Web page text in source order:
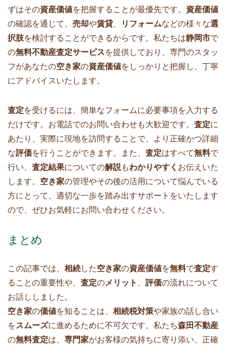
ずはその資産価値を把握することが最優先です。 資産価値
の確認を通じて、 売却や賃貸 リフォームなどの様々な選
択肢を検討することができるからです。私たちは静岡市で
の無料不動産査定サービスを提供しており、専門のスタッ
フがあなたの空き家の資産価値をしっかりと把握し、丁寧
にアドバイスいたします。
査定を受けるには、簡単なフォームに必要事項を入力する
だけです。お電話でのお問い合わせも大歓迎です。 査定に
あたり、実際に現地を訪問することで、より正確かつ詳細
な評価を行うことができます。また、 査定はすべて無料で
行い、 査定結果についての解説もわかりやすく お伝えいた
します。 空き家の管理やその後の活用について悩んでいる
方にとって、適切な一歩を踏み出すサポートをいたします
ので、ぜひお気軽にお問い合わせください。
まとめ
この記事では、 相続した空き家の資産価値を無料で査定す
ることの重要性や、 査定のメリット 評価の流れについて
お話ししました。
空き家の価値を知ることは、 相続税対策や家族の話し合い
をスムーズに進めるために不可欠です。私たち森田不動産
の無料査定は、 専門家がお客様の気持ちに寄り添い、正確